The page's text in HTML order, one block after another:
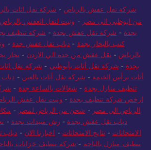
شركة نقل عفش بالرياض - شركة نقل اثاث
من ابوظبي الى مصر - ونيت لنقل العفش بالرياض
بجدة - شركة نقل عفش بجدة - شركة تنظيف
كنب بالبخار بجدة - دباب نقل عفش جدة -
بالرياض - نقل عفش من جدة الي الاردن - نجار
بجدة - شركة نقل أثاث بأبوظبي - شركة نقل
أثاث برأس الخيمة - شركة نقل أثاث بالعين -
تنظيف منازل بجدة - شغالات بالساعة جدة -
ارخص شركة تنظيف بجدة - ونيت نقل عفش
الرياض الي مصر - شحن من الرياض لمصر -
دباب نقل عفش بجدة - رش مبيدات بجدة -
الامتحانات - نتايج الامتحانات - اخبارنا الان - دباب
تنظيف منازل بالباحة - شركة تنظيف خزانات